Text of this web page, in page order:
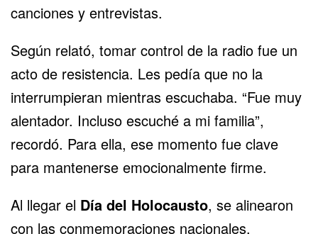
canciones y entrevistas.
Según relató, tomar control de la radio fue un
acto de resistencia. Les pedía que no la
interrumpieran mientras escuchaba. “Fue muy
alentador. Incluso escuché a mi familia”,
recordó. Para ella, ese momento fue clave
para mantenerse emocionalmente firme.
Al llegar el Día del Holocausto, se alinearon
con las conmemoraciones nacionales.